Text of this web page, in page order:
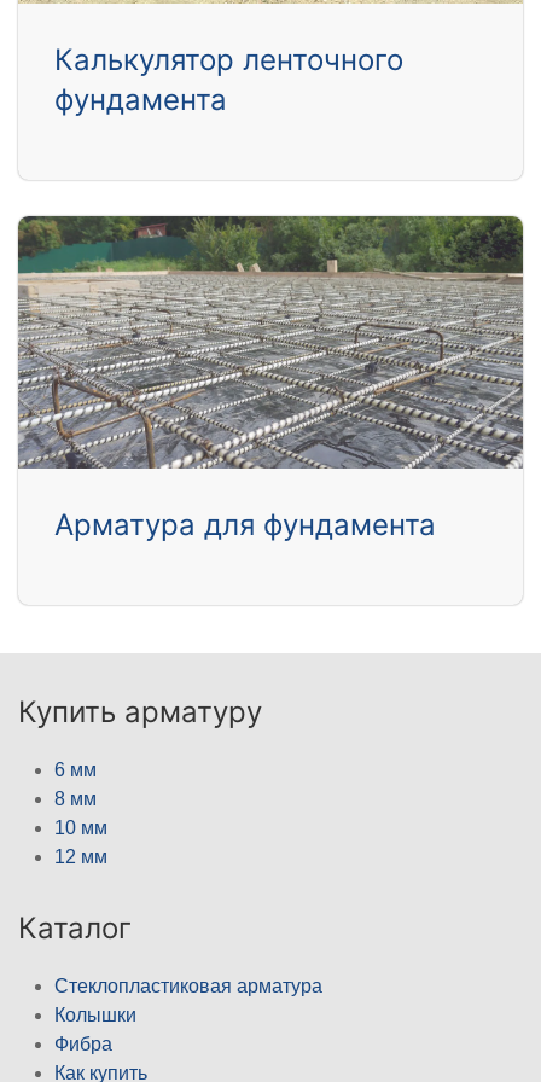
Калькулятор ленточного
фундамента
Арматура для фундамента
Купить арматуру
6 мм
8 мм
10 мм
12 мм
Каталог
Стеклопластиковая арматура
Колышки
Фибра
Как купить